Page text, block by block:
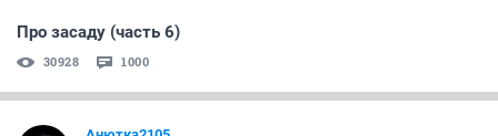
Про засаду (часть 6)
30928 1000